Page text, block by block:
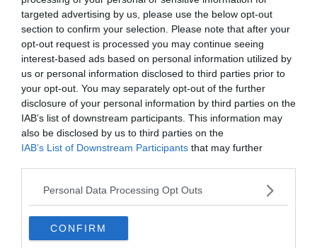
targeted advertising by us, please use the below opt-out
section to confirm your selection. Please note that after your
opt-out request is processed you may continue seeing
interest-based ads based on personal information utilized by
us or personal information disclosed to third parties prior to
your opt-out. You may separately opt-out of the further
disclosure of your personal information by third parties on the
IAB’s list of downstream participants. This information may
also be disclosed by us to third parties on the
IAB’s List of Downstream Participants that may further
Personal Data Processing Opt Outs
CONFIRM
attività ideale per chi ama la natura!
ISBN-10:885405822X
Autore:AA. VV.
Illustratore:Camilla Garofano
Data di pubblicazione:2025-02-28
Totale pagine:96
Tipo di copertina: Copertina flessibile
Collana:National Geograpihc Kids
Consigliati per te